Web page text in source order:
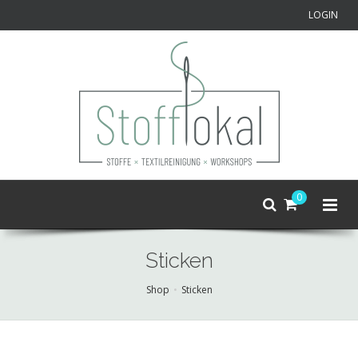
LOGIN
0
Sticken
Shop Sticken